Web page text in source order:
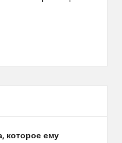
которое ему